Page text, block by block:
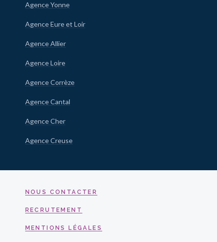
Agence Yonne
Agence Eure et Loir
Agence Allier
Agence Loire
Agence Corrèze
Agence Cantal
Agence Cher
Agence Creuse
NOUS CONTACTER
RECRUTEMENT
MENTIONS LÉGALES